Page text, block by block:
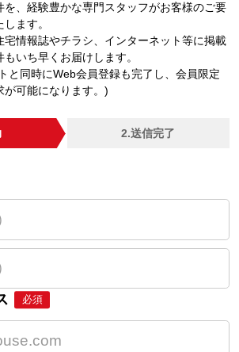
を、経験豊かな専門スタッフがお客様のご要
ます。
宅情報誌やチラシ、インターネット等に掲載
いち早くお届けします。
と同時にWeb会員登録も完了し、会員限定
が可能になります。)
2.送信完了
必須